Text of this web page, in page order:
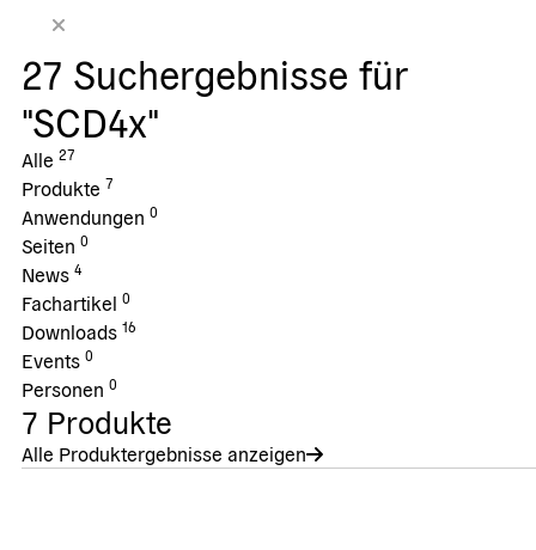
27 Suchergebnisse für
"SCD4x"
Alle 27
Produkte 7
Anwendungen 0
Seiten 0
News 4
Fachartikel 0
Downloads 16
Events 0
Personen 0
7 Produkte
Alle Produktergebnisse anzeigen